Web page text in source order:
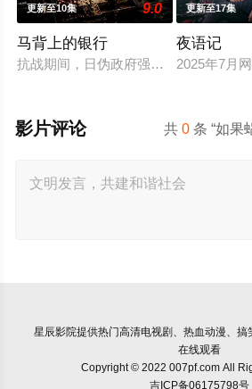
更新至10集 9.0
马背上的银行
抗战期间，日伪政府强行推广、使用由
更新至17集
夜语记
2025年7月
共0 条 “如果
影片评论
星辰影院提供热门高清电视剧、热血动漫、
在线观看
Copyright © 2022 007pf.com All
吉ICP备06175798号